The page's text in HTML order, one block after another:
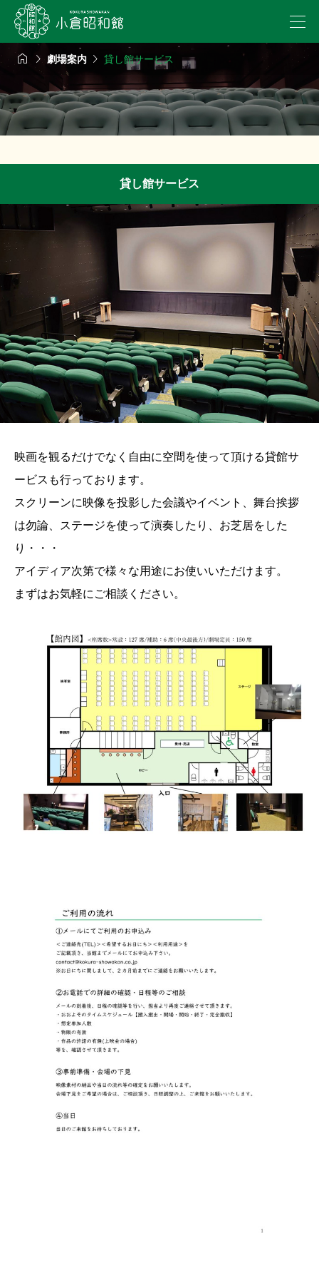
 劇場案内  貸し館サービス
貸し館サービス
映画を観るだけでなく自由に空間を使って頂ける貸館サ
ービスも行っております。
スクリーンに映像を投影した会議やイベント、舞台挨拶
は勿論、ステージを使って演奏したり、お芝居をした
り・・・
アイディア次第で様々な用途にお使いいただけます。
まずはお気軽にご相談ください。